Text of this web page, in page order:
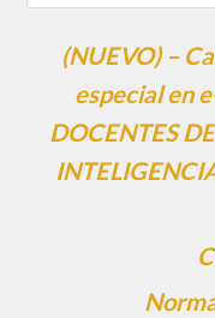
(NUEVO) –
especial en
DOCENTES